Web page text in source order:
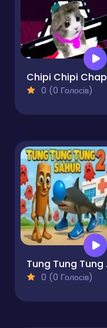
0 (0 Голосів)
0 (0 Голосів)